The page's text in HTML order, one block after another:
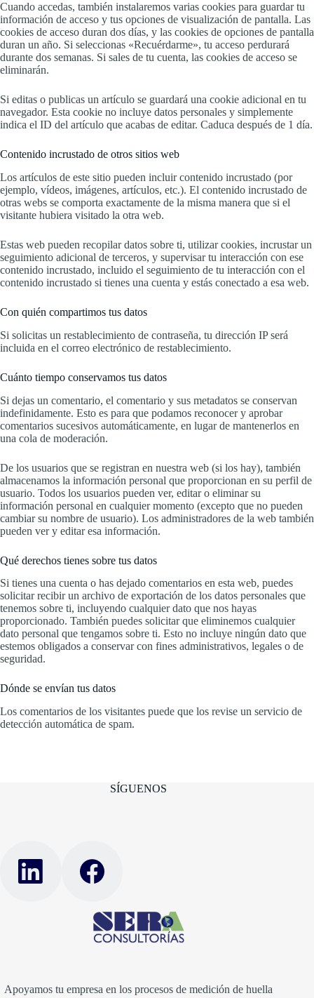
Cuando accedas, también instalaremos varias cookies para guardar tu
información de acceso y tus opciones de visualización de pantalla. Las
cookies de acceso duran dos días, y las cookies de opciones de pantalla
duran un año. Si seleccionas «Recuérdarme», tu acceso perdurará
durante dos semanas. Si sales de tu cuenta, las cookies de acceso se
eliminarán.
Si editas o publicas un artículo se guardará una cookie adicional en tu
navegador. Esta cookie no incluye datos personales y simplemente
indica el ID del artículo que acabas de editar. Caduca después de 1 día.
Contenido incrustado de otros sitios web
Los artículos de este sitio pueden incluir contenido incrustado (por
ejemplo, vídeos, imágenes, artículos, etc.). El contenido incrustado de
otras webs se comporta exactamente de la misma manera que si el
visitante hubiera visitado la otra web.
Estas web pueden recopilar datos sobre ti, utilizar cookies, incrustar un
seguimiento adicional de terceros, y supervisar tu interacción con ese
contenido incrustado, incluido el seguimiento de tu interacción con el
contenido incrustado si tienes una cuenta y estás conectado a esa web.
Con quién compartimos tus datos
Si solicitas un restablecimiento de contraseña, tu dirección IP será
incluida en el correo electrónico de restablecimiento.
Cuánto tiempo conservamos tus datos
Si dejas un comentario, el comentario y sus metadatos se conservan
indefinidamente. Esto es para que podamos reconocer y aprobar
comentarios sucesivos automáticamente, en lugar de mantenerlos en
una cola de moderación.
De los usuarios que se registran en nuestra web (si los hay), también
almacenamos la información personal que proporcionan en su perfil de
usuario. Todos los usuarios pueden ver, editar o eliminar su
información personal en cualquier momento (excepto que no pueden
cambiar su nombre de usuario). Los administradores de la web también
pueden ver y editar esa información.
Qué derechos tienes sobre tus datos
Si tienes una cuenta o has dejado comentarios en esta web, puedes
solicitar recibir un archivo de exportación de los datos personales que
tenemos sobre ti, incluyendo cualquier dato que nos hayas
proporcionado. También puedes solicitar que eliminemos cualquier
dato personal que tengamos sobre ti. Esto no incluye ningún dato que
estemos obligados a conservar con fines administrativos, legales o de
seguridad.
Dónde se envían tus datos
Los comentarios de los visitantes puede que los revise un servicio de
detección automática de spam.
SÍGUENOS
Apoyamos tu empresa en los procesos de medición de huella